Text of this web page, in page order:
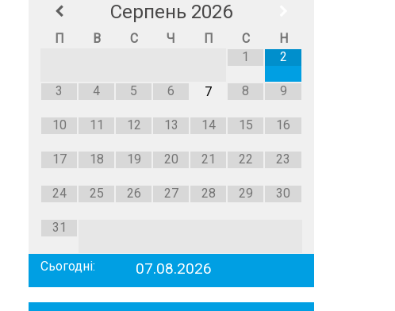
Серпень 2026
П В С Ч П С
Н
1
2
3 4 5 6 7 8 9
10 11 12 13 14 15 16
17 18 19 20 21 22 23
24 25 26 27 28 29 30
31
Сьогодні: 07.08.2026